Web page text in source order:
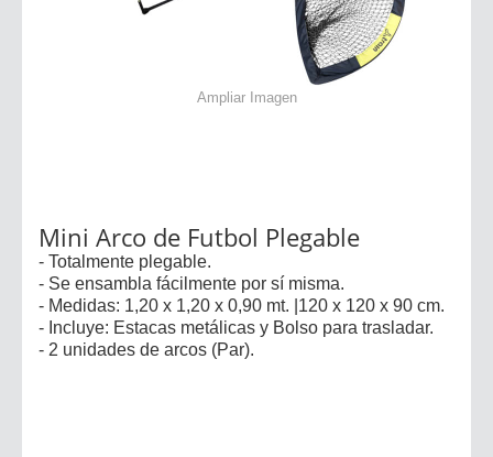
Ampliar Imagen
Mini Arco de Futbol Plegable
- Totalmente plegable.
- Se ensambla fácilmente por sí misma.
- Medidas: 1,20 x 1,20 x 0,90 mt. |120 x 120 x 90 cm.
- Incluye: Estacas metálicas y Bolso para trasladar.
- 2 unidades de arcos (Par).